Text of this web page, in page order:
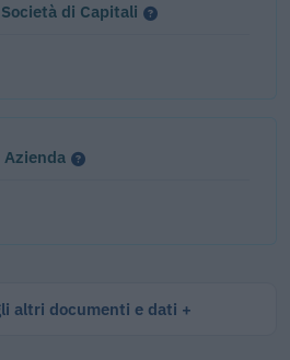
di Capitali
altri documenti e dati